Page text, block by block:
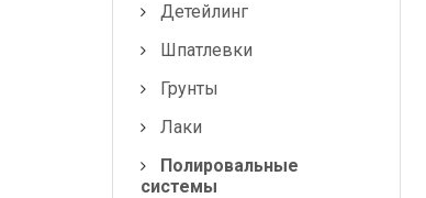
Абразивы
Детейлинг
Шпатлевки
Грунты
Лаки
Полировальные
системы